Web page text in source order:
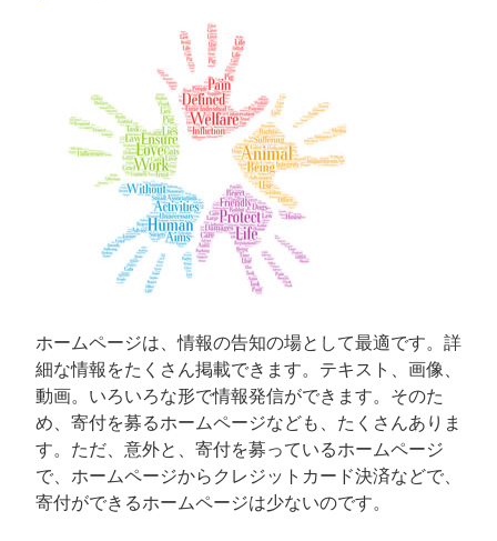
ホームページは、情報の告知の場として最適です。詳
細な情報をたくさん掲載できます。テキスト、画像、
動画。いろいろな形で情報発信ができます。そのた
め、寄付を募るホームページなども、たくさんありま
す。ただ、意外と、寄付を募っているホームページ
で、ホームページからクレジットカード決済などで、
寄付ができるホームページは少ないのです。